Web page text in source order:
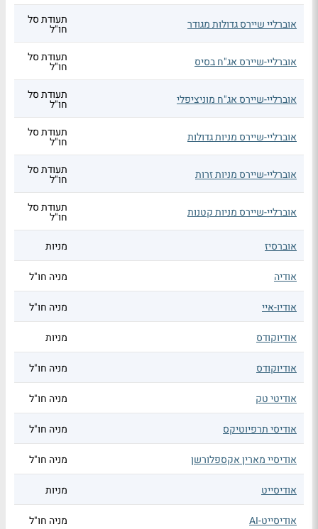
אוברליי שיירס גדולות מגודר תעודת סל
חו"ל
אוברליי-שיירס אג"ח בסיס תעודת סל
חו"ל
אוברליי-שיירס אג"ח מוניציפלי תעודת סל
חו"ל
אוברליי-שיירס מניות גדולות תעודת סל
חו"ל
אוברליי-שיירס מניות זרות תעודת סל
חו"ל
אוברליי-שיירס מניות קטנות תעודת סל
חו"ל
אוברסיז
מניות
אודיה מניה חו"ל
אודיו-איי מניה חו"ל
אודיוקודס מניות
אודיוקודס מניה חו"ל
אודיטי טק מניה חו"ל
אודיסי תרפיוטיקס מניה חו"ל
אודיסיי מארין אקספלורשן מניה חו"ל
אודיסייט מניות
אודיסייט-AI מניה חו"ל